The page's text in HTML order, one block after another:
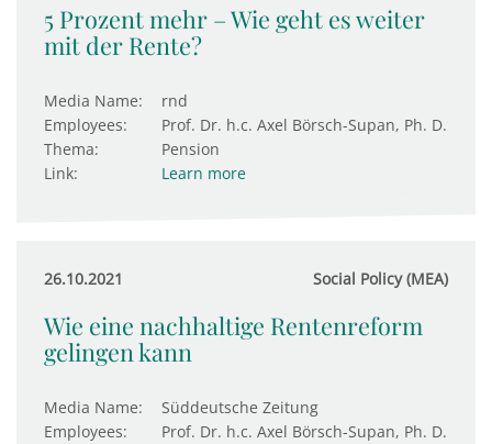
5 Prozent mehr – Wie geht es weiter
mit der Rente?
Media Name:
rnd
Employees:
Prof. Dr. h.c. Axel Börsch-Supan, Ph. D.
Thema:
Pension
Link:
Learn more
26.10.2021 Social Policy (MEA)
Wie eine nachhaltige Rentenreform
gelingen kann
Media Name:
Süddeutsche Zeitung
Employees:
Prof. Dr. h.c. Axel Börsch-Supan, Ph. D.